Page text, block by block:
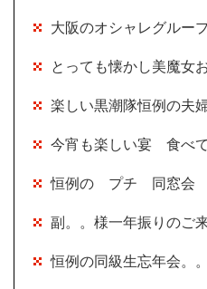
大阪のオシャレグル
とっても懐かし美魔女
楽しい黒潮隊恒例の夫
今宵も楽しい宴 食べて
恒例の プチ 同窓会
副。。様一年振りのご
恒例の同級生忘年会。